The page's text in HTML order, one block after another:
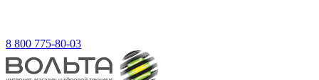
8 800 775-80-03